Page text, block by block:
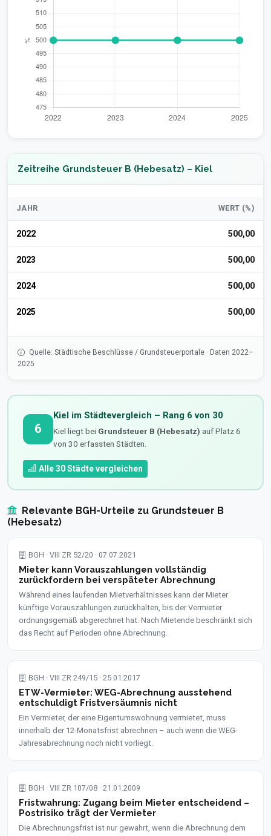
Zeitreihe Grundsteuer B (Hebesatz) – Kiel
JAHR WERT (%)
2022 500,00
2023 500,00
2024 500,00
2025 500,00
Quelle: Städtische Beschlüsse / Grundsteuerportale · Daten 2022–
2025
6
Kiel im Städtevergleich – Rang 6 von 30
Kiel liegt bei Grundsteuer B (Hebesatz) auf Platz 6
von 30 erfassten Städten.
Alle 30 Städte vergleichen
Relevante BGH-Urteile zu Grundsteuer B
(Hebesatz)
BGH · VIII ZR 52/20 · 07.07.2021
Mieter kann Vorauszahlungen vollständig
zurückfordern bei verspäteter Abrechnung
Während eines laufenden Mietverhältnisses kann der Mieter
künftige Vorauszahlungen zurückhalten, bis der Vermieter
ordnungsgemäß abgerechnet hat. Nach Mietende beschränkt sich
das Recht auf Perioden ohne Abrechnung.
BGH · VIII ZR 249/15 · 25.01.2017
ETW-Vermieter: WEG-Abrechnung ausstehend
entschuldigt Fristversäumnis nicht
Ein Vermieter, der eine Eigentumswohnung vermietet, muss
innerhalb der 12-Monatsfrist abrechnen – auch wenn die WEG-
Jahresabrechnung noch nicht vorliegt.
BGH · VIII ZR 107/08 · 21.01.2009
Fristwahrung: Zugang beim Mieter entscheidend –
Postrisiko trägt der Vermieter
Die Abrechnungsfrist ist nur gewahrt, wenn die Abrechnung dem